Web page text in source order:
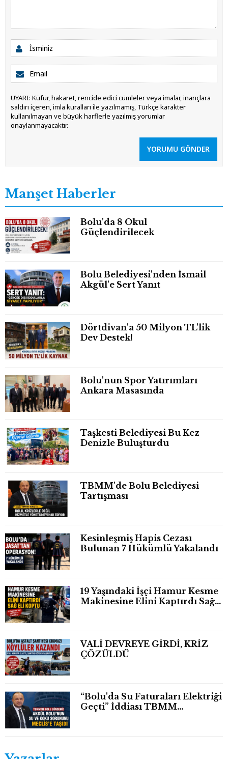
UYARI: Küfür, hakaret, rencide edici cümleler veya imalar, inançlara
saldırı içeren, imla kuralları ile yazılmamış, Türkçe karakter
kullanılmayan ve büyük harflerle yazılmış yorumlar
onaylanmayacaktır.
YORUMU GÖNDER
Manşet Haberler
Bolu'da 8 Okul
Güçlendirilecek
Bolu Belediyesi'nden İsmail
Akgül'e Sert Yanıt
Dörtdivan'a 50 Milyon TL'lik
Dev Destek!
Bolu'nun Spor Yatırımları
Ankara Masasında
Taşkesti Belediyesi Bu Kez
Denizle Buluşturdu
TBMM'de Bolu Belediyesi
Tartışması
Kesinleşmiş Hapis Cezası
Bulunan 7 Hükümlü Yakalandı
19 Yaşındaki İşçi Hamur Kesme
Makinesine Elini Kaptırdı Sağ
VALİ DEVREYE GİRDİ, KRİZ
ÇÖZÜLDÜ
“Bolu'da Su Faturaları Elektriği
Geçti” İddiası TBMM